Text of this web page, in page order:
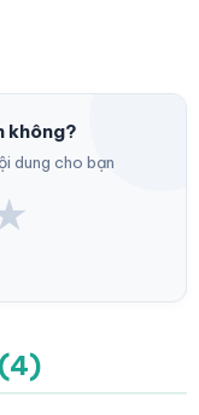
không?
dung cho bạn